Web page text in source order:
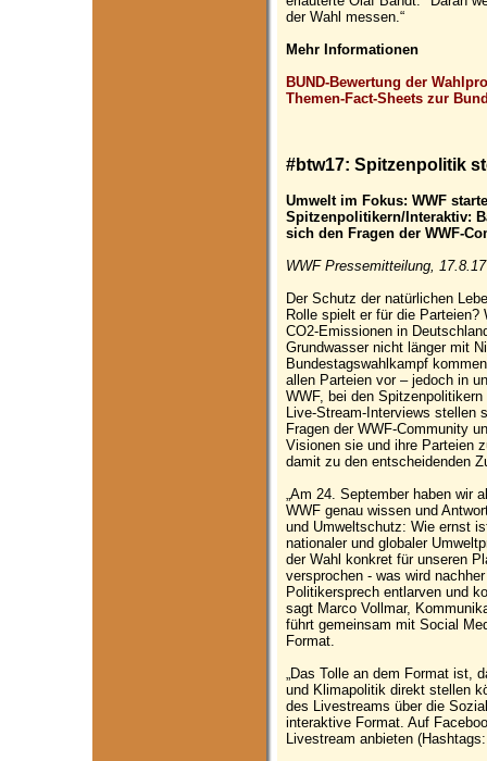
der Wahl messen.“
Mehr Informationen
BUND-Bewertung der
Themen-Fact-Sheets zur
#btw17: Spitzenpolitik
Umwelt im Fokus: WWF
Spitzenpolitikern/Interaktiv:
sich den Fragen der WWF-
WWF Pressemitteilung, 17.8.17
Der Schutz der natürlichen
Rolle spielt er für die Parteien?
CO2-Emissionen in
Grundwasser nicht länger mit
Bundestagswahlkampf
allen Parteien vor – jedoch in
WWF, bei den
Live-Stream-Interviews stellen
Fragen der WWF-Community
Visionen sie und ihre Parteien
damit zu den entscheidenden
„Am 24. September haben wir
WWF genau wissen und
und Umweltschutz: Wie ernst
nationaler und globaler
der Wahl konkret für unseren
versprochen - was wird
Politikersprech entlarven und
sagt Marco Vollmar,
führt gemeinsam mit Social
Format.
„Das Tolle an dem Format ist,
und Klimapolitik direkt stellen
des Livestreams über die
interaktive Format. Auf
Livestream anbieten